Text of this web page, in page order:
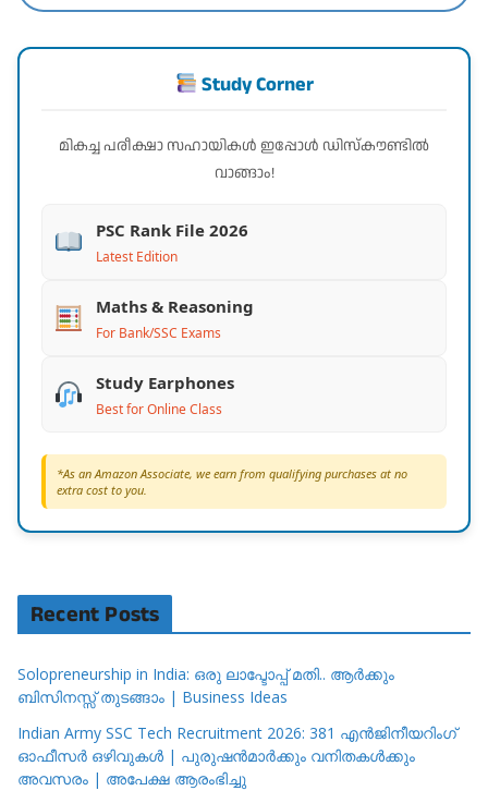
Study Corner
മികച്ച പരീക്ഷാ സഹായികൾ ഇപ്പോൾ ഡിസ്കൗണ്ടിൽ
വാങ്ങാം!
PSC Rank File 2026
Latest Edition
Maths & Reasoning
For Bank/SSC Exams
Study Earphones
Best for Online Class
*As an Amazon Associate, we earn from qualifying purchases at no
extra cost to you.
Recent Posts
Solopreneurship in India: ഒരു ലാപ്ടോപ്പ് മതി.. ആർക്കും
ബിസിനസ്സ് തുടങ്ങാം | Business Ideas
Indian Army SSC Tech Recruitment 2026: 381 എൻജിനീയറിംഗ്
ഓഫീസർ ഒഴിവുകൾ | പുരുഷൻമാർക്കും വനിതകൾക്കും
അവസരം | അപേക്ഷ ആരംഭിച്ചു